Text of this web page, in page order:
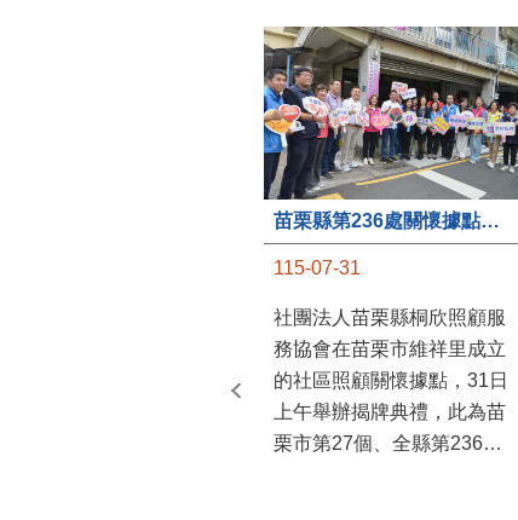
苗栗縣第236處關懷據點在苗栗市維祥里揭牌
115-07-31
社團法人苗栗縣桐欣照顧服
務協會在苗栗市維祥里成立
的社區照顧關懷據點，31日
上午舉辦揭牌典禮，此為苗
栗市第27個、全縣第236處